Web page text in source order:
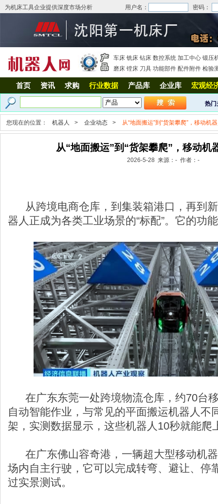
为机床工具企业提供深度市场分析 用户名： 密码：
车床 铣床 钻床 数控系统 加工中心 锻压
磨床 镗床 刀具 功能部件 配件附件 检验
首页 资讯 求购 行业数据 产品库 企业库 宏观经
热门
您现在的位置： 机器人 > 企业动态 > 从“地面搬运”到“货架攀爬”，移动机
从“地面搬运”到“货架攀爬”，移动机
2026-5-28 来源：- 作者：-
从跨境电商仓库，到集装箱港口，再到
器人正成为各类工业场景的“标配”。它的功
在广东东莞一处跨境物流仓库，约70台
自动智能作业，与常见的平面搬运机器人不
架，实测数据显示，这些机器人10秒就能爬
在广东佛山容奇港，一辆超大型移动机
场内自主行驶，它可以完成转弯、避让、停
过实景测试。